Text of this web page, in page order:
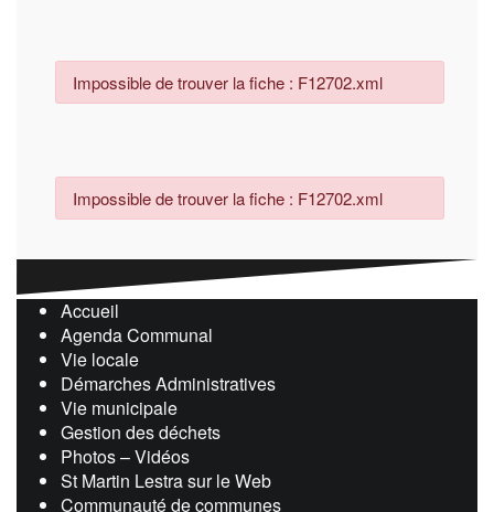
Impossible de trouver la fiche : F12702.xml
Impossible de trouver la fiche : F12702.xml
Accueil
Agenda Communal
Vie locale
Démarches Administratives
Vie municipale
Gestion des déchets
Photos – Vidéos
St Martin Lestra sur le Web
Communauté de communes